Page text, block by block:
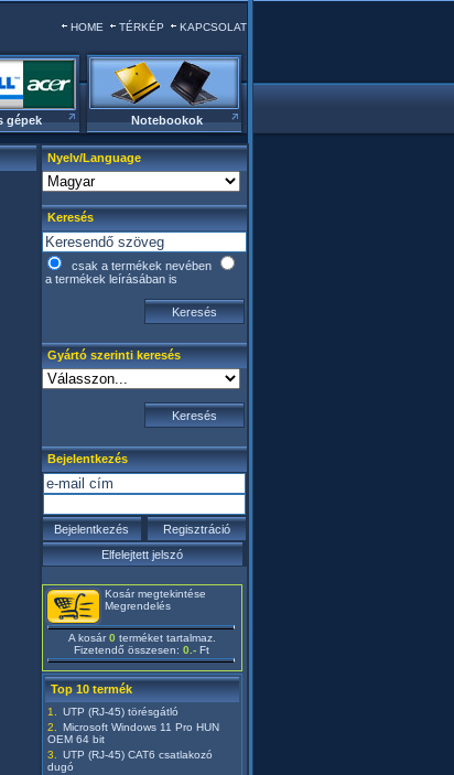
HOME TÉRKÉP KAPCSOLAT
gépek Notebookok
Nyelv/Language
Keresés
csak a termékek nevében
a termékek leírásában is
Gyártó szerinti keresés
Bejelentkezés
Kosár megtekintése
Megrendelés
A kosár0 terméket tartalmaz.
Fizetendő összesen: 0.- Ft
Top 10 termék
UTP (RJ-45) törésgátló
Microsoft Windows 11 Pro HUN
OEM 64 bit
UTP (RJ-45) CAT6 csatlakozó
dugó